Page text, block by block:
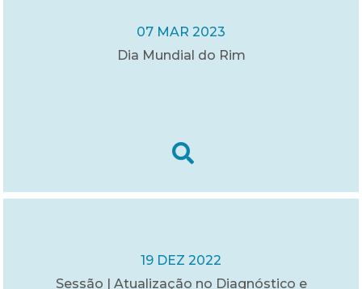
07 MAR 2023
Dia Mundial do Rim
19 DEZ 2022
Sessão | Atualização no Diagnóstico e